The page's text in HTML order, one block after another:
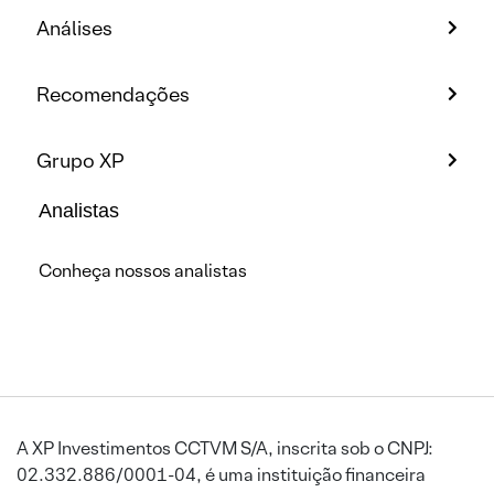
Análises
Recomendações
Grupo XP
Analistas
Conheça nossos analistas
A XP Investimentos CCTVM S/A, inscrita sob o CNPJ:
02.332.886/0001-04, é uma instituição financeira